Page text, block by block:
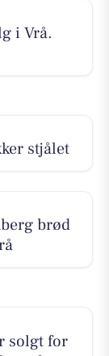
i Vrå.
stjålet
brød
solgt for